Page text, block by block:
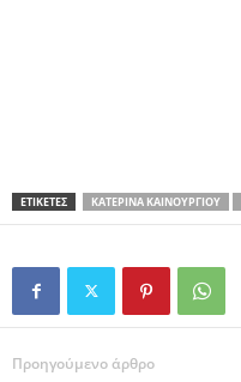
ΕΤΙΚΕΤΕΣ ΚΑΤΕΡΊΝΑ ΚΑΙΝΟΎΡΓΙΟΥ
Προηγούμενο άρθρο